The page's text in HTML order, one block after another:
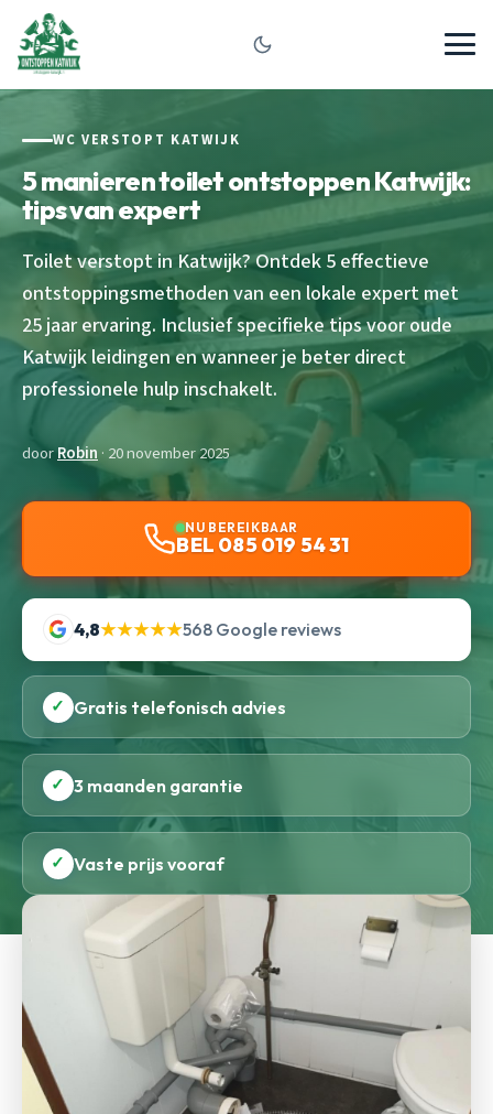
WC VERSTOPT KATWIJK
5 manieren toilet ontstoppen Katwijk:
tips van expert
Toilet verstopt in Katwijk? Ontdek 5 effectieve
ontstoppingsmethoden van een lokale expert met
25 jaar ervaring. Inclusief specifieke tips voor oude
Katwijk leidingen en wanneer je beter direct
professionele hulp inschakelt.
doorRobin · 20 november 2025
NU BEREIKBAAR
BEL 085 019 54 31
4,8★★★★★568 Google reviews
✓ Gratis telefonisch advies
✓ 3 maanden garantie
✓ Vaste prijs vooraf